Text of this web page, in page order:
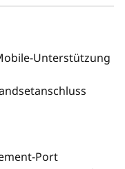
V4-Server mit
schnelle und
Workloads in
oder Cloud-
vereinfacht
Verwaltung,
die
ermöglicht.
helfen,
Unterstützung
Port